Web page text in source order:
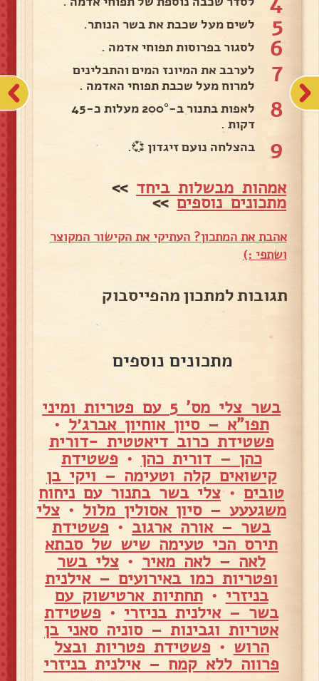
5 לשים מעל שכבת את בשר הנותר.
6 לסגור בפרוסות תפוחי אדמה .
7
לערבב את המיונז המים והתבלינים
למרוח מעל שכבת תפוחי האדמה .
8
לאפות בתנור ב-200° מעלות כ-45
דקות .
9 בהצלחה נועם זיגדון 💞.
אמהות מבשלות ביחד >>
מתכונים נוספים>>
אהבת את המתכון? העתיקי את הקישור המקוצר
ושתפי :)
תגובות למתכון מהפייסבוק
מתכונים נוספים
בשר צלי מס' 5 עם פטריות ומיני
תפו"א – סיון אוחיון אברג׳ל •
פשטידת כרוב דיאטטית -דורית
כהן – דורית כהן • פשטידת
קישואים קלה וטעימה – ויקי בן
טובים •צלי בשר בתנור עם ניחוח
משגעעע – סיון אסולין מלול • צלי
בשר – אורה ארגוב • פשטידת
תירס הכי טעימה שיש של סבתא
לאה – לאה מאיר • צלי בשר
ופטריות כמו באירועים – אילנית
בניזרי •תחתיות ארטישוק עם
בשר – אילנית בניזרי• פשטידת
אטריות וגבינות – סוניה סאני בן
הרוש • פשטידת פטריות ובצל
פרווה ללא קמח – אילנית בניזרי